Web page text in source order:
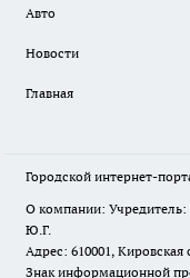
Авто
Новости
Главная
Городской интернет-
О компании: Учредитель:
Ю.Г.
Адрес: 610001,
Знак информационной